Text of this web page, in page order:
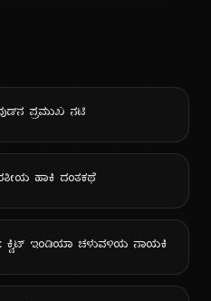
ಪ್ರಮುಖ ನಟಿ
ಹಾಕಿ ದಂತಕಥೆ
ಕ್ವಿಟ್ ಇಂಡಿಯಾ ಚಳುವಳಿಯ ನಾಯಕಿ